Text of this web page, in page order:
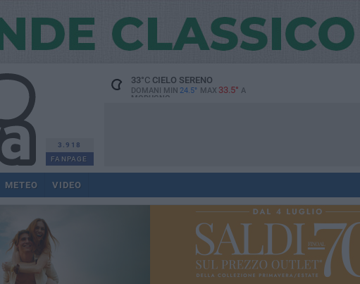
3.918
FANPAGE
33°CCIELO SERENO
DOMANI MIN 24.5° MAX 33.5° A
MODUGNO
METEO VIDEO